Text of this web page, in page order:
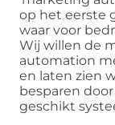
op het eerste
waar voor
Wij willen de
automation
en laten zien
besparen
geschikt